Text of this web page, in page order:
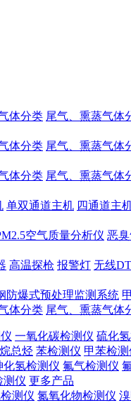
体分类 尾气、熏蒸气体
体分类 尾气、熏蒸气体
体分类 尾气、熏蒸气体
单双通道主机 四通道主
空气质量分析仪 恶
高温探枪 报警灯 无线
防爆式预处理监测系统
体分类 尾气、熏蒸气体
一氧化碳检测仪 硫化
总烃 苯检测仪 甲苯检测
化氢检测仪 氟气检测仪
测仪 更多产品
测仪 氮氧化物检测仪